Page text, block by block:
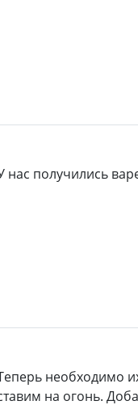
нас получились
необходимо
на огонь.